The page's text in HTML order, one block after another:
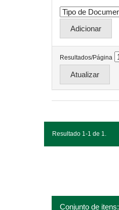
Resultados/Página
Resultado 1-1 de 1.
Conjunto de itens: